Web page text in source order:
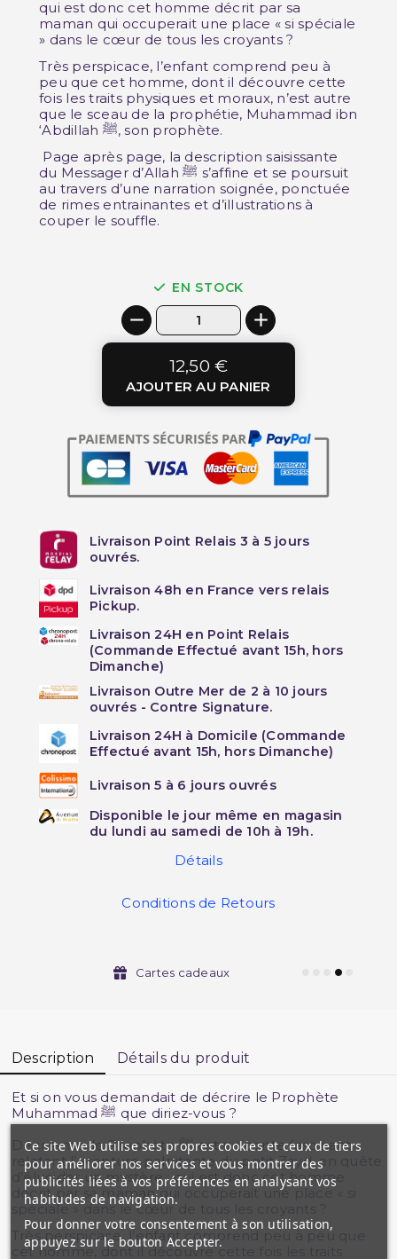
qui est donc cet homme décrit par sa
maman qui occuperait une place « si spéciale
» dans le cœur de tous les croyants ?
Très perspicace, l’enfant comprend peu à
peu que cet homme, dont il découvre cette
fois les traits physiques et moraux, n’est autre
que le sceau de la prophétie, Muhammad ibn
‘Abdillah ﷺ, son prophète.
Page après page, la description saisissante
du Messager d’Allah ﷺ s’affine et se poursuit
au travers d’une narration soignée, ponctuée
de rimes entrainantes et d’illustrations à
couper le souffle.
EN STOCK
12,50 €
AJOUTER AU PANIER
Livraison Point Relais 3 à 5 jours
ouvrés.
Livraison 48h en France vers relais
Pickup.
Livraison 24H en Point Relais
(Commande Effectué avant 15h, hors
Dimanche)
Livraison Outre Mer de 2 à 10 jours
ouvrés - Contre Signature.
Livraison 24H à Domicile (Commande
Effectué avant 15h, hors Dimanche)
Livraison 5 à 6 jours ouvrés
Disponible le jour même en magasin
du lundi au samedi de 10h à 19h.
Détails
Conditions de Retours
Cartes cadeaux
Description Détails du produit
Et si on vous demandait de décrire le Prophète
Muhammad ﷺ que diriez-vous ?
Décris-moi le Prophète ﷺ est un conte fascinant
relatant l’aventure palpitante du petit Zayd, en quête
d’élucider un mystère : qui est donc cet homme
décrit par sa maman qui occuperait une place « si
spéciale » dans le cœur de tous les croyants ?
Très perspicace, l’enfant comprend peu à peu que
cet homme, dont il découvre cette fois les traits
Ce site Web utilise ses propres cookies et ceux de tiers
pour améliorer nos services et vous montrer des
publicités liées à vos préférences en analysant vos
habitudes de navigation.
Pour donner votre consentement à son utilisation,
appuyez sur le bouton Accepter.